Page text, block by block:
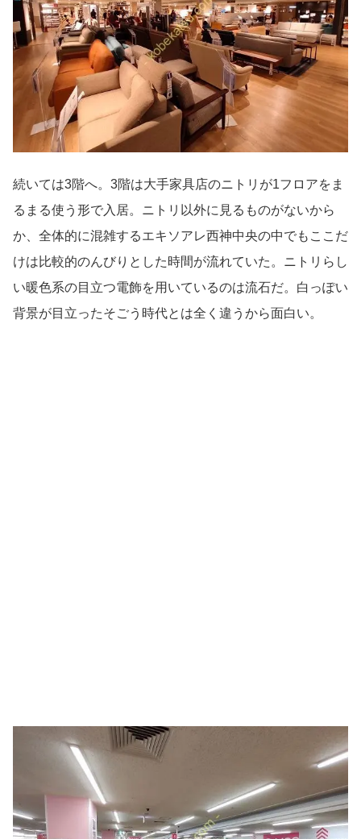
続いては3階へ。3階は大手家具店のニトリが1フロアをま
るまる使う形で入居。ニトリ以外に見るものがないから
か、全体的に混雑するエキソアレ西神中央の中でもここだ
けは比較的のんびりとした時間が流れていた。ニトリらし
い暖色系の目立つ電飾を用いているのは流石だ。白っぽい
背景が目立ったそごう時代とは全く違うから面白い。